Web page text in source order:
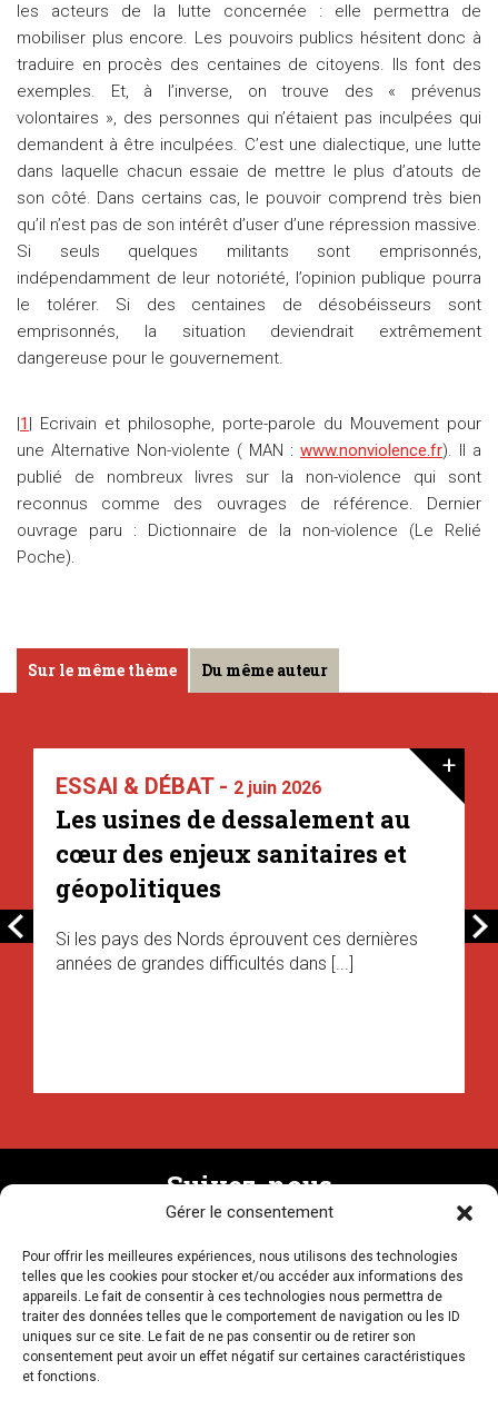
Gérer le consentement
Pour offrir les meilleures expériences, nous utilisons des technologies
telles que les cookies pour stocker et/ou accéder aux informations des
appareils. Le fait de consentir à ces technologies nous permettra de
traiter des données telles que le comportement de navigation ou les ID
uniques sur ce site. Le fait de ne pas consentir ou de retirer son
consentement peut avoir un effet négatif sur certaines caractéristiques
et fonctions.
les acteurs de la lutte concernée : elle permettra de
mobiliser plus encore. Les pouvoirs publics hésitent donc à
traduire en procès des centaines de citoyens. Ils font des
exemples. Et, à l’inverse, on trouve des « prévenus
volontaires », des personnes qui n’étaient pas inculpées qui
demandent à être inculpées. C’est une dialectique, une lutte
dans laquelle chacun essaie de mettre le plus d’atouts de
son côté. Dans certains cas, le pouvoir comprend très bien
qu’il n’est pas de son intérêt d’user d’une répression massive.
Si seuls quelques militants sont emprisonnés,
indépendamment de leur notoriété, l’opinion publique pourra
le tolérer. Si des centaines de désobéisseurs sont
emprisonnés, la situation deviendrait extrêmement
dangereuse pour le gouvernement.
|1 | Ecrivain et philosophe, porte-parole du Mouvement pour
une Alternative Non-violente ( MAN : www.nonviolence.fr). Il a
publié de nombreux livres sur la non-violence qui sont
reconnus comme des ouvrages de référence. Dernier
ouvrage paru : Dictionnaire de la non-violence (Le Relié
Poche).
Sur le même thème Du même auteur
ESSAI & DÉBAT - 2 juin 2026
Les usines de dessalement au
cœur des enjeux sanitaires et
géopolitiques
Si les pays des Nords éprouvent ces dernières
années de grandes difficultés dans [...]
+
Suivez-nous
Recevez la newsletter